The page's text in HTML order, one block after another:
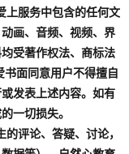
服务中包含的任何文
画、音频、视频、界
受著作权法、商标法
面同意用户不得擅自
发表上述内容。如有
一切损失。
评论、答疑、讨论，